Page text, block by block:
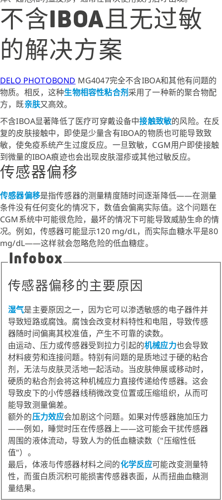
不含IBOA且无过敏
的解决方案
DELO PHOTOBOND MG4047完全不含IBOA和其他有问题的
物质。相反，这种生物相容性粘合剂采用了一种新的聚合物配
方，既亲肤又高效。
不含IBOA显著降低了医疗可穿戴设备中接触致敏的风险。在反
复的皮肤接触中，即使是少量含有IBOA的物质也可能导致致
敏，使免疫系统产生过度反应。一旦致敏，CGM用户即使接触
到微量的IBOA痕迹也会出现皮肤湿疹或其他过敏反应。
传感器偏移
传感器偏移是指传感器的测量精度随时间逐渐降低——在测量
条件没有任何变化的情况下，数值会偏离实际值。这个问题在
CGM系统中可能很危险，最坏的情况下可能导致威胁生命的情
况。例如，传感器可能显示120 mg/dL，而实际血糖水平是80
mg/dL——这样就会忽略危险的低血糖症。
Infobox
传感器偏移的主要原因
湿气是主要原因之一，因为它可以渗透敏感的电子器件并
导致短路或腐蚀。腐蚀会改变材料特性和电阻，导致传感
器随时间偏离其校准值，产生不可靠的读数。
由运动、压力或传感器受到拉力引起的机械应力也会导致
材料疲劳和连接问题。特别有问题的是质地过于硬的粘合
剂，无法与皮肤灵活地一起活动。当皮肤伸展或移动时，
硬质的粘合剂会将这种机械应力直接传递给传感器。这会
导致皮下的小传感器线稍微改变位置或压缩组织，从而可
能导致测量偏差。
额外的压力效应会加剧这个问题。如果对传感器施加压力
——例如，睡觉时压在传感器上——这可能会干扰传感器
周围的液体流动，导致人为的低血糖读数（"压缩性低
值"）。
最后，体液与传感器材料之间的化学反应可能改变测量特
性，而蛋白质沉积可能损害传感器表面，从而扭曲血糖测
量结果。